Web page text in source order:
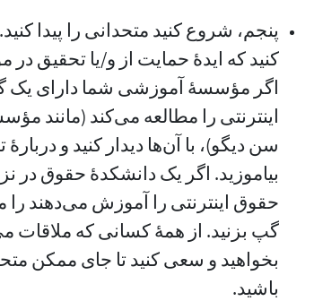
پنجم، شروع کنید متحدانی را پیدا
کنید که ایده‌ٔ حمایت از و/یا تحقیق
اگر مؤسسهٔ آموزشی شما دارای یک
اینترنتی را مطالعه می‌کند (مانند
سن دیگو)، با آن‌ها دیدار کنید و
بیاموزید. اگر یک دانشکدهٔ حقوق در
گپ بزنید. از همهٔ کسانی که ملاقات
بخواهید و سعی کنید تا جای ممکن
باشید.